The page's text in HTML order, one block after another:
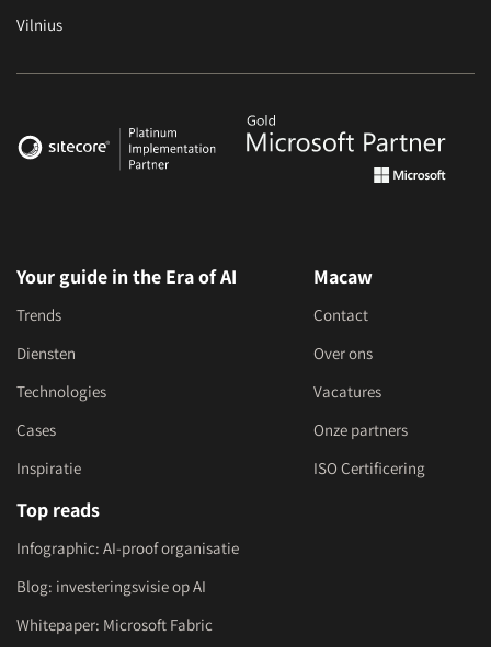
Vilnius
Your guide in the Era of AI
Trends
Diensten
Technologies
Cases
Inspiratie
Macaw
Contact
Over ons
Vacatures
Onze partners
ISO Certificering
Top reads
Infographic: AI-proof organisatie
Blog: investeringsvisie op AI
Whitepaper: Microsoft Fabric